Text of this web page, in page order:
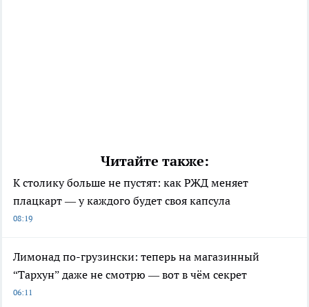
Читайте также:
К столику больше не пустят: как РЖД меняет
плацкарт — у каждого будет своя капсула
08:19
Лимонад по-грузински: теперь на магазинный
“Тархун” даже не смотрю — вот в чём секрет
06:11